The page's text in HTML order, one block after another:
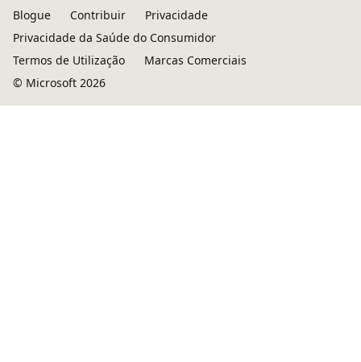
Blogue Contribuir
Privacidade
Privacidade da Saúde do Consumidor
Termos de Utilização
Marcas Comerciais
© Microsoft 2026